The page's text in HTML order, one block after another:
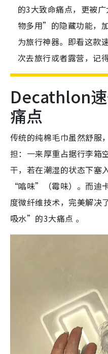
的3大致命痛点，更被
物多用”的隐藏功能，
为旅行神器。即看这款
次去旅行或者露营，记
Decathlon
痛点
传统的纯棉毛巾虽然舒服
担：一来厚重占据行李箱
干，若在潮湿的状态下塞
“噏味”（霉味）。而迪
度微纤维技术，完美解决
吸水”的3大痛点 。